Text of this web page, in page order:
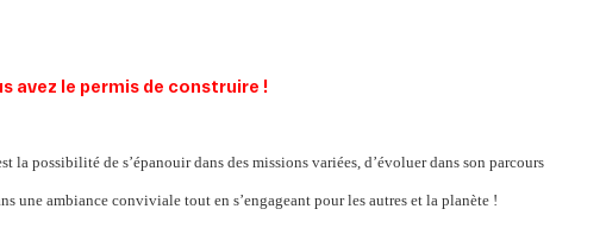
avez le permis de construire !
la possibilité de s’épanouir dans des missions variées, d’évoluer dans son parcours
une ambiance conviviale tout en s’engageant pour les autres et la planète !